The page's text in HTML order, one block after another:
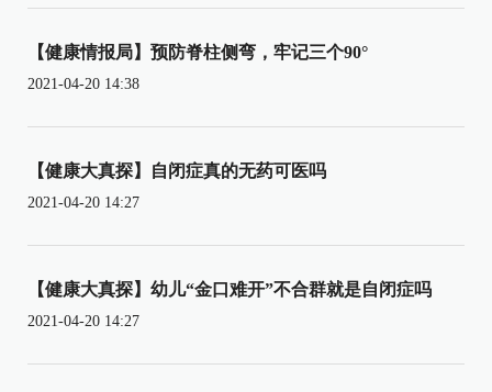
【健康情报局】预防脊柱侧弯，牢记三个90°
2021-04-20 14:38
【健康大真探】自闭症真的无药可医吗
2021-04-20 14:27
【健康大真探】幼儿“金口难开”不合群就是自闭症吗
2021-04-20 14:27